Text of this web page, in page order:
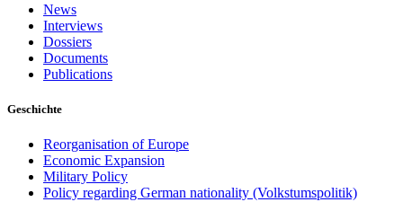
News
Interviews
Dossiers
Documents
Publications
Geschichte
Reorganisation of Europe
Economic Expansion
Military Policy
Policy regarding German nationality (Volkstumspolitik)